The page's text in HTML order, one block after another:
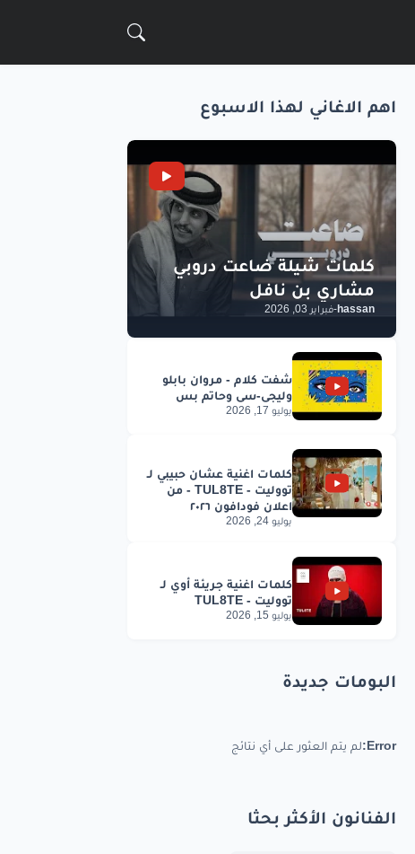
اهم الاغاني لهذا الاسبوع
hassan
-فبراير 03, 2026
يوليو 17, 2026
يوليو 24, 2026
يوليو 15, 2026
البومات جديدة
Error: لم يتم العثور على أي نتائج
الفنانون الأكثر بحثا